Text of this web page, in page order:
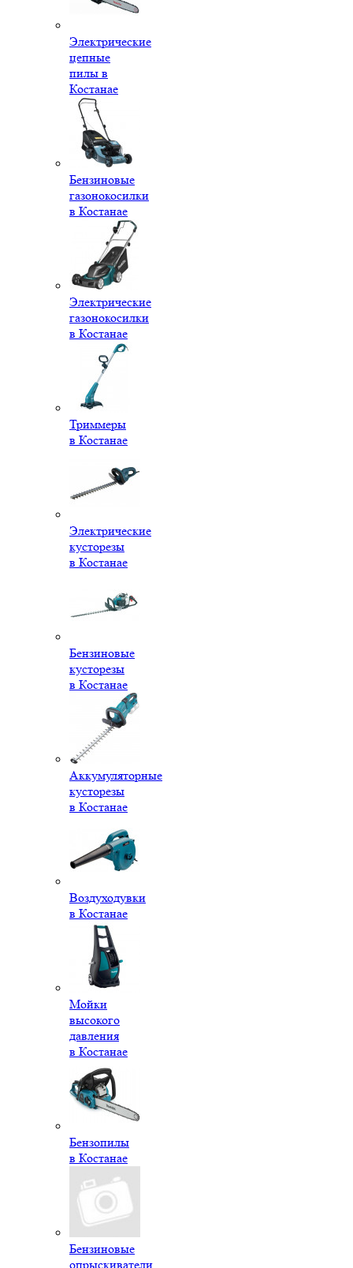
Электрические
цепные
пилы в
Костанае
Бензиновые
газонокосилки
в Костанае
Электрические
газонокосилки
в Костанае
Триммеры
в Костанае
Электрические
кусторезы
в Костанае
Бензиновые
кусторезы
в Костанае
Аккумуляторные
кусторезы
в Костанае
Воздуходувки
в Костанае
Мойки
высокого
давления
в Костанае
Бензопилы
в Костанае
Бензиновые
опрыскиватели